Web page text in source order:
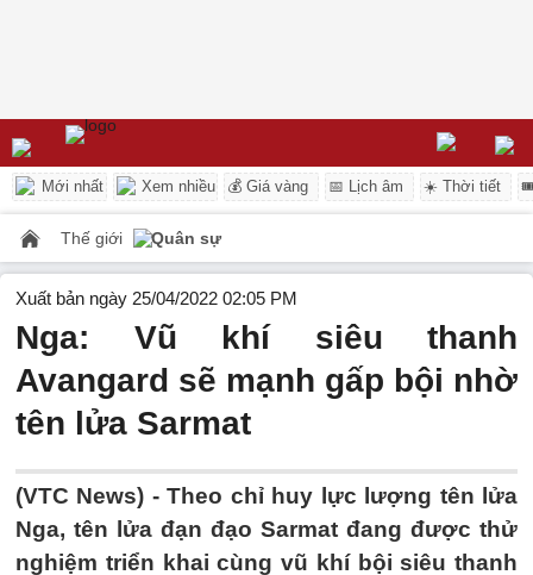
Mới nhất Xem nhiều 💰 Giá vàng 📅 Lịch âm ☀️ Thời tiết
Thế giới Quân sự
Xuất bản ngày 25/04/2022 02:05 PM
Nga: Vũ khí siêu thanh
Avangard sẽ mạnh gấp bội nhờ
tên lửa Sarmat
(VTC News) -Theo chỉ huy lực lượng tên lửa
Nga, tên lửa đạn đạo Sarmat đang được thử
nghiệm triển khai cùng vũ khí bội siêu thanh